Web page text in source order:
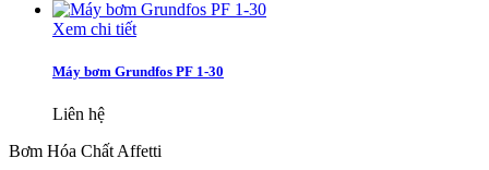
Xem chi tiết
Máy bơm Grundfos PF 1-30
Liên hệ
Bơm Hóa Chất Affetti